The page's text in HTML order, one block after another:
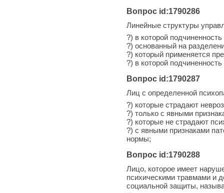
Вопрос id:1790286
Линейные структуры
?) в которой
?) основанный на
?) который применяется
?) в которой
Вопрос id:1790287
Лиц с определенной
?) которые страдают
?) только с явными
?) которые не страдают
?) с явными признаками
нормы;
Вопрос id:1790288
Лицо, которое имеет
психическими травмами и
социальной защиты,